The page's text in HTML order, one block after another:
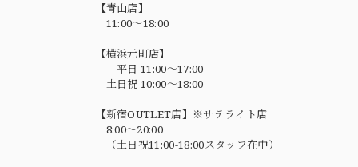
【青山店】
11:00～18:00
【横浜元町店】
平日 11:00～17:00
土日祝 10:00～18:00
【新宿OUTLET店】※サテライト店
8:00～20:00
（土日祝11:00-18:00スタッフ在中）